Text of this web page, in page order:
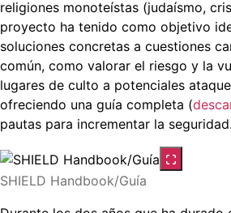
religiones monoteístas (judaísmo,
proyecto ha tenido como objetivo
soluciones concretas a cuestiones
común, como valorar el riesgo y la
lugares de culto a potenciales
ofreciendo una guía completa (
pautas para incrementar la seguridad.
SHIELD Handbook/Guía